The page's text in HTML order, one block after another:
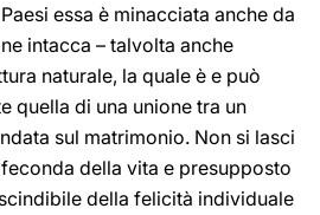
essa è minacciata anche da
intacca – talvolta anche
naturale, la quale è e può
quella di una unione tra un
sul matrimonio. Non si lasci
della vita e presupposto
della felicità individuale